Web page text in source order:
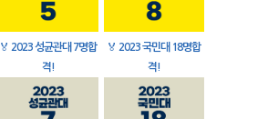
🏅 2023 성균관대 7명합
격!
🏅 2023 국민대 18명합
격!